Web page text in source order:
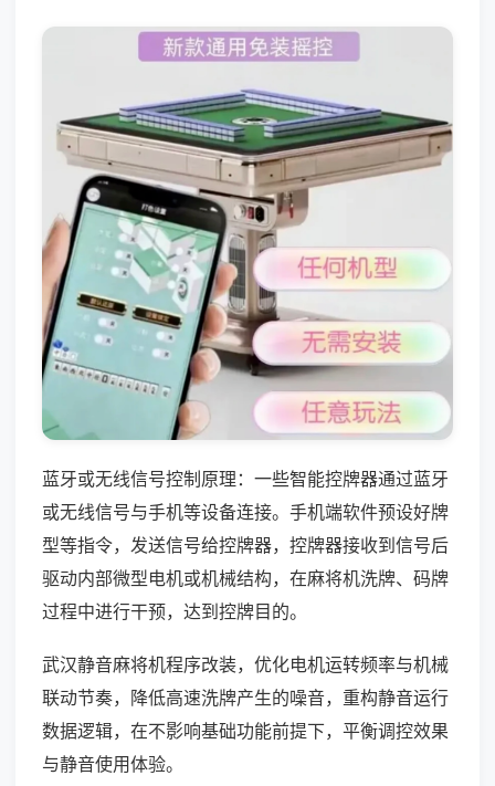
蓝牙或无线信号控制原理：一些智能控牌器通过蓝牙
或无线信号与手机等设备连接。手机端软件预设好牌
型等指令，发送信号给控牌器，控牌器接收到信号后
驱动内部微型电机或机械结构，在麻将机洗牌、码牌
过程中进行干预，达到控牌目的。
武汉静音麻将机程序改装，优化电机运转频率与机械
联动节奏，降低高速洗牌产生的噪音，重构静音运行
数据逻辑，在不影响基础功能前提下，平衡调控效果
与静音使用体验。